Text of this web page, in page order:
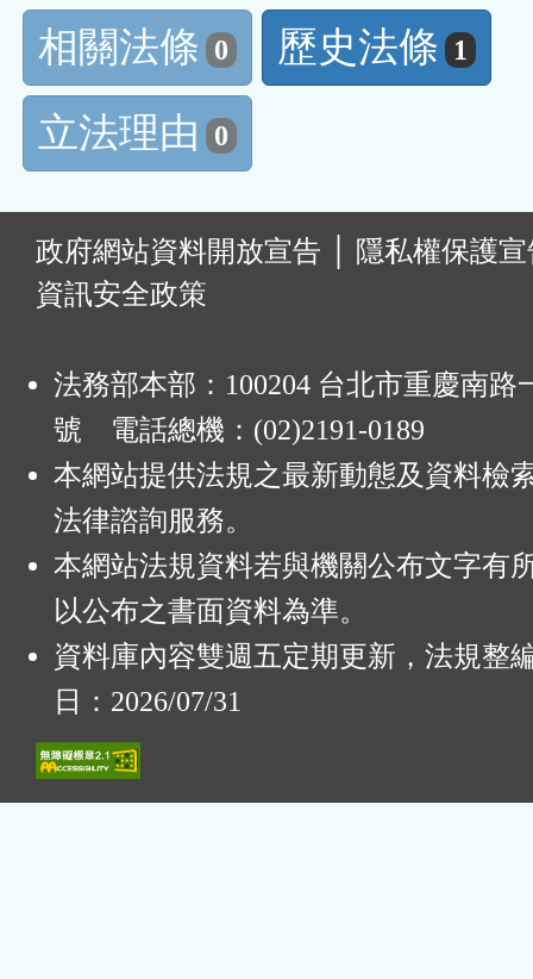
相關法條 0 歷史法條 1
立法理由 0
政府網站資料開放宣告
隱私權保護
資訊安全政策
法務部本部：100204 台北市重慶南路
號 電話總機：(02)2191-0189
本網站提供法規之最新動態及資料檢
法律諮詢服務。
本網站法規資料若與機關公布文字有
以公布之書面資料為準。
資料庫內容雙週五定期更新，法規整
日：2026/07/31